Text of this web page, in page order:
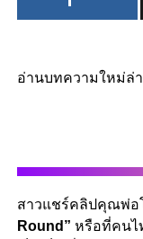
อ่านบทความใหม่ล่า
สาวแชร์คลิปคุณพ่อ
Round” หรือที่คนไ